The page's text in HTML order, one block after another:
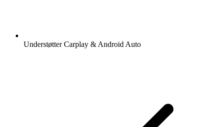
Understøtter Carplay & Android Auto